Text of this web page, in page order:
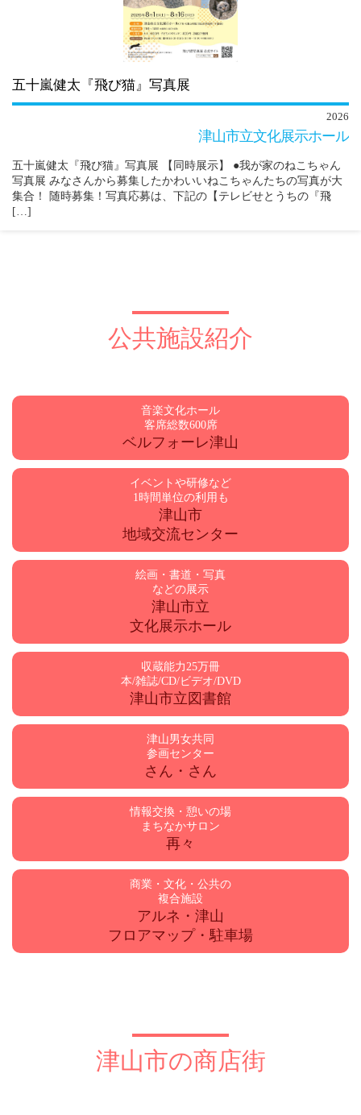
五十嵐健太『飛び猫』写真展
2026
津山市立文化展示ホール
五十嵐健太『飛び猫』写真展 【同時展示】 ●我が家のねこちゃん
写真展 みなさんから募集したかわいいねこちゃんたちの写真が大
集合！ 随時募集！写真応募は、下記の【テレビせとうちの『飛
[…]
公共施設紹介
音楽文化ホール
客席総数600席
ベルフォーレ津山
イベントや研修など
1時間単位の利用も
津山市
地域交流センター
絵画・書道・写真
などの展示
津山市立
文化展示ホール
収蔵能力25万冊
本/雑誌/CD/ビデオ/DVD
津山市立図書館
津山男女共同
参画センター
さん・さん
情報交換・憩いの場
まちなかサロン
再々
商業・文化・公共の
複合施設
アルネ・津山
フロアマップ・駐車場
津山市の商店街